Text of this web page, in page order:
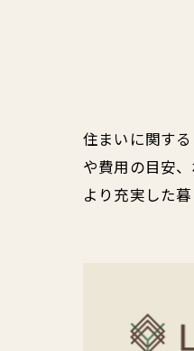
住まいに関す
や費用の目安
より充実した暮